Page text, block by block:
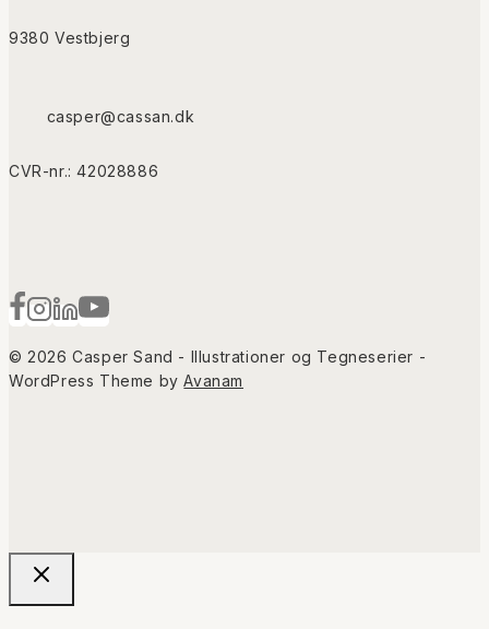
9380 Vestbjerg
casper@cassan.dk
CVR-nr.: 42028886
© 2026 Casper Sand - Illustrationer og Tegneserier -
WordPress Theme byAvanam